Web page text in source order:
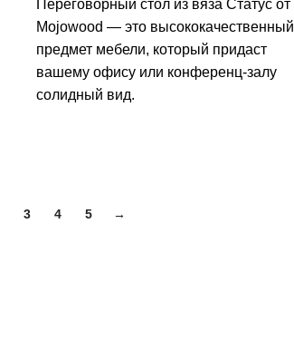
Переговорный стол из вяза Статус от
Mojowood — это высококачественный
предмет мебели, который придаст
вашему офису или конференц-залу
солидный вид.
3 4 5 →